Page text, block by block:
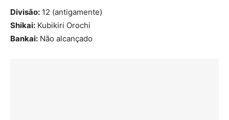
Divisão: 12 (antigamente)
Shikai: Kubikiri Orochi
Bankai: Não alcançado